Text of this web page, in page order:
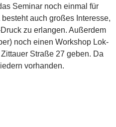
Seminar noch einmal für
auch großes Interesse,
zu erlangen. Außerdem
noch einen Workshop Lok-
Straße 27 geben. Da
vorhanden.